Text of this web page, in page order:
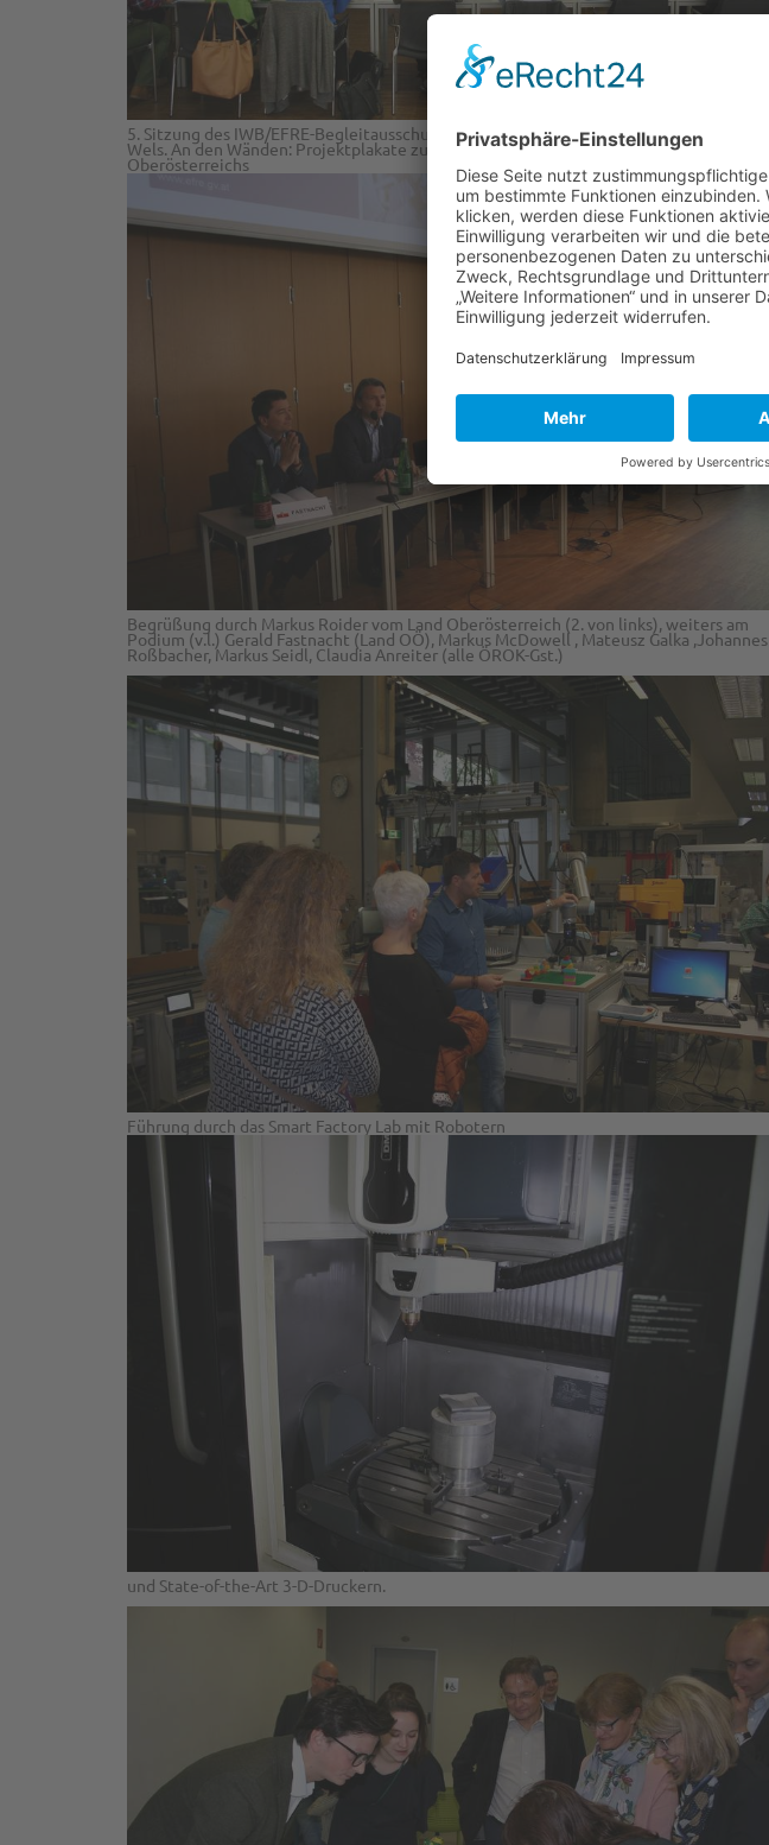
5. Sitzung des IWB/EFRE-Begleitausschuss in der Aula der FH Oberösterreich Campus
Wels. An den Wänden: Projektplakate zu den 15 Stadt-Umland-Kooperationen
Oberösterreichs
Begrüßung durch Markus Roider vom Land Oberösterreich (2. von links), weiters am
Podium (v.l.) Gerald Fastnacht (Land OÖ), Markus McDowell , Mateusz Galka ,Johannes
Roßbacher, Markus Seidl, Claudia Anreiter (alle ÖROK-Gst.)
Führung durch das Smart Factory Lab mit Robotern
und State-of-the-Art 3-D-Druckern.